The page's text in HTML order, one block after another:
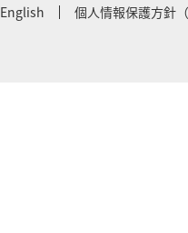
English 個人情報保護方針